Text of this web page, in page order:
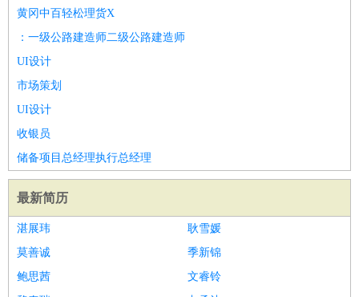
黄冈中百轻松理货X
：一级公路建造师二级公路建造师
UI设计
市场策划
UI设计
收银员
储备项目总经理执行总经理
最新简历
湛展玮
耿雪媛
莫善诚
季新锦
鲍思茜
文睿铃